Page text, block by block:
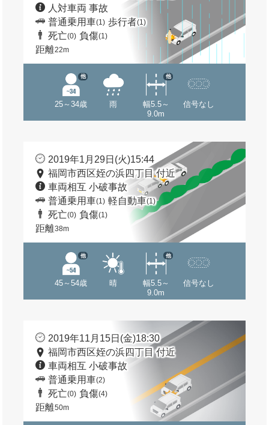
人対車両 事故
普通乗用車(1) 歩行者(1)
死亡(0) 負傷(1)
距離22m
25～34歳
他
雨
幅5.5～
9.0m
他
信号なし
2019年1月29日(火)15:44
福岡市西区姪の浜四丁目 付近
車両相互 小破事故
普通乗用車(1) 軽自動車(1)
死亡(0) 負傷(1)
距離38m
45～54歳
他
晴
幅5.5～
9.0m
他
信号なし
2019年11月15日(金)18:30
福岡市西区姪の浜四丁目 付近
車両相互 小破事故
普通乗用車(2)
死亡(0) 負傷(4)
距離50m